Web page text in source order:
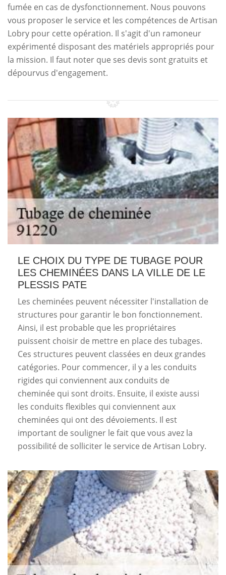
fumée en cas de dysfonctionnement. Nous pouvons
vous proposer le service et les compétences de Artisan
Lobry pour cette opération. Il s'agit d'un ramoneur
expérimenté disposant des matériels appropriés pour
la mission. Il faut noter que ses devis sont gratuits et
dépourvus d'engagement.
LE CHOIX DU TYPE DE TUBAGE POUR
LES CHEMINÉES DANS LA VILLE DE LE
PLESSIS PATE
Les cheminées peuvent nécessiter l'installation de
structures pour garantir le bon fonctionnement.
Ainsi, il est probable que les propriétaires
puissent choisir de mettre en place des tubages.
Ces structures peuvent classées en deux grandes
catégories. Pour commencer, il y a les conduits
rigides qui conviennent aux conduits de
cheminée qui sont droits. Ensuite, il existe aussi
les conduits flexibles qui conviennent aux
cheminées qui ont des dévoiements. Il est
important de souligner le fait que vous avez la
possibilité de solliciter le service de Artisan Lobry.